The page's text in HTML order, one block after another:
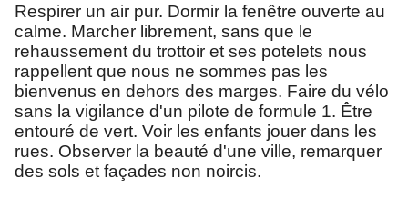
Respirer un air pur. Dormir la fenêtre ouverte au
calme. Marcher librement, sans que le
rehaussement du trottoir et ses potelets nous
rappellent que nous ne sommes pas les
bienvenus en dehors des marges. Faire du vélo
sans la vigilance d'un pilote de formule 1. Être
entouré de vert. Voir les enfants jouer dans les
rues. Observer la beauté d'une ville, remarquer
des sols et façades non noircis.